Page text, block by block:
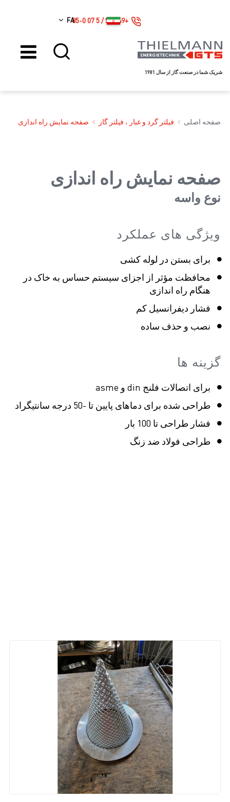
شریک شما در صنعت گاز از سال 1981
FA +49 561 / 5 07 85-0
صفحه نمایش راه اندازی فیلتر گرد و غبار ، فیلتر گاز صفحه اصلی
صفحه نمایش راه اندازی
نوع واسه
ویژگی های عملکرد
برای بستن در لوله کشی
محافظت مؤثر از اجزای سیستم حساس به خاک در
هنگام راه اندازی
فشار دیفرانسیل کم
نصب و حذف ساده
گزینه ها
برای اتصالات فلنج din و asme
طراحی شده برای دماهای پایین تا -50 درجه سانتیگراد
فشار طراحی تا 100 بار
طراحی فولاد ضد زنگ